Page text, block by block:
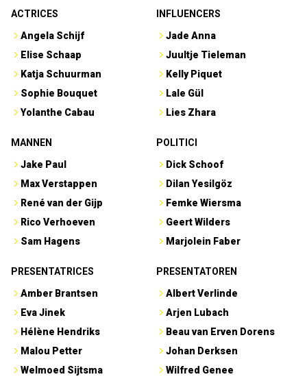
ACTRICES
Angela Schijf
Elise Schaap
Katja Schuurman
Sophie Bouquet
Yolanthe Cabau
INFLUENCERS
Jade Anna
Juultje Tieleman
Kelly Piquet
Lale Gül
Lies Zhara
MANNEN
Jake Paul
Max Verstappen
René van der Gijp
Rico Verhoeven
Sam Hagens
POLITICI
Dick Schoof
Dilan Yesilgöz
Femke Wiersma
Geert Wilders
Marjolein Faber
PRESENTATRICES
Amber Brantsen
Eva Jinek
Hélène Hendriks
Malou Petter
Welmoed Sijtsma
PRESENTATOREN
Albert Verlinde
Arjen Lubach
Beau van Erven Dorens
Johan Derksen
Wilfred Genee